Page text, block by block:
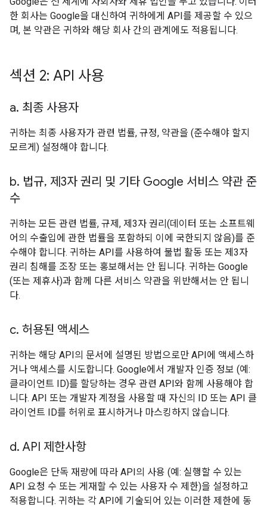
한 회사는 Google을 대신하여 귀하에게 API를 제공할 수 있으
며, 본 약관은 귀하와 해당 회사 간의 관계에도 적용됩니다.
섹션 2: API 사용
a. 최종 사용자
귀하는 최종 사용자가 관련 법률, 규정, 약관을 (준수해야 할지
모르게) 설정해야 합니다.
b. 법규, 제3자 권리 및 기타 Google 서비스 약관 준
수
귀하는 모든 관련 법률, 규제, 제3자 권리(데이터 또는 소프트웨
어의 수출입에 관한 법률을 포함하되 이에 국한되지 않음)를 준
수해야 합니다. 귀하는 API를 사용하여 불법 활동 또는 제3자
권리 침해를 조장 또는 홍보해서는 안 됩니다. 귀하는 Google
(또는 제휴사)과 함께 다른 서비스 약관을 위반해서는 안 됩니
다.
c. 허용된 액세스
귀하는 해당 API의 문서에 설명된 방법으로만 API에 액세스하
거나 액세스를 시도합니다. Google에서 개발자 인증 정보 (예:
클라이언트 ID)를 할당하는 경우 관련 API와 함께 사용해야 합
니다. API 또는 개발자 계정을 사용할 때 자신의 ID 또는 API 클
라이언트 ID를 허위로 표시하거나 마스킹하지 않습니다.
d. API 제한사항
Google은 단독 재량에 따라 API의 사용 (예: 실행할 수 있는
API 요청 수 또는 게재할 수 있는 사용자 수 제한)을 설정하고
적용합니다. 귀하는 각 API에 기술되어 있는 이러한 제한에 동